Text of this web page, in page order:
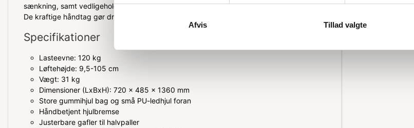
Afvis Tillad valgte
sænkning, samt vedligeholdelsesfrie bøsninger og lejer (RS), hvilket sikrer en lang levetid.
De kraftige håndtag gør driften sikker.
Specifikationer
Lasteevne: 120 kg
Løftehøjde: 9,5-105 cm
Vægt: 31 kg
Dimensioner (LxBxH): 720 x 485 x 1360 mm
Store gummihjul bag og små PU-ledhjul foran
Håndbetjent hjulbremse
Justerbare gafler til halvpaller